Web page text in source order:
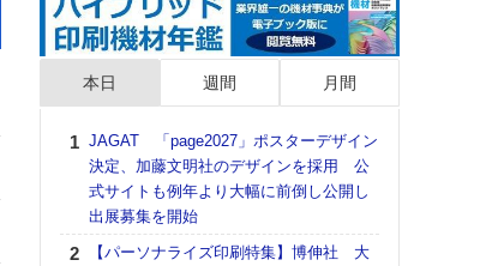
本日 週間 月間
JAGAT 「page2027」ポスターデザイン
決定、加藤文明社のデザインを採用 公
式サイトも例年より大幅に前倒し公開し
出展募集を開始
【パーソナライズ印刷特集】博伸社 大